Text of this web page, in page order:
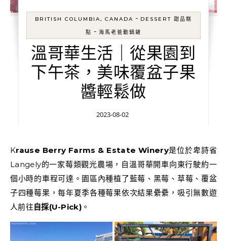
BRITISH COLUMBIA, CANADA - DESSERT 甜品糕
點 - 海馬老爸動鍋鏟
溫哥華生活｜從果園到
下午茶，美味覆盆子果
醬輕鬆做
2023-08-02
Krause Berry Farms & Estate Winery是位於卑詩省
Langely的一家莓類觀光農場，自溫哥華開車向東行駛約一
個小時的車程可達。園區內種植了藍莓、黑莓、草莓、覆盆
子四種莓果，每年夏季各種莓果依次結果纍纍，吸引無數遊
人前往自採(U-Pick)。